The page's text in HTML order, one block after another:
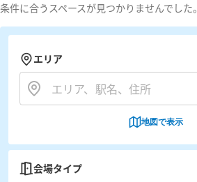
条件に合うスペースが見つかりませんでした。
エリア
地図で表示
会場タイプ